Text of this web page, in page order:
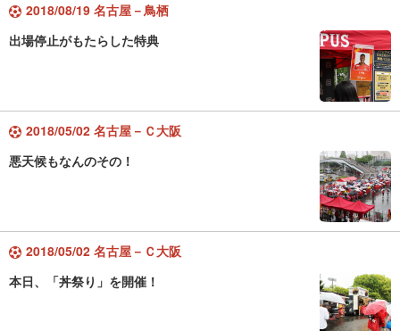
2018/08/19 名古屋－鳥栖
出場停止がもたらした特典
2018/05/02 名古屋－Ｃ大阪
悪天候もなんのその！
2018/05/02 名古屋－Ｃ大阪
本日、「丼祭り」を開催！